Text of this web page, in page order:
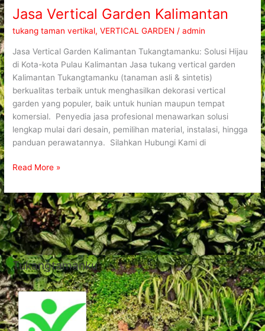
Jasa Vertical Garden Kalimantan
tukang taman vertikal,VERTICAL GARDEN /admin
Jasa Vertical Garden Kalimantan Tukangtamanku: Solusi Hijau
di Kota-kota Pulau Kalimantan Jasa tukang vertical garden
Kalimantan Tukangtamanku (tanaman asli & sintetis)
berkualitas terbaik untuk menghasilkan dekorasi vertical
garden yang populer, baik untuk hunian maupun tempat
komersial. Penyedia jasa profesional menawarkan solusi
lengkap mulai dari desain, pemilihan material, instalasi, hingga
panduan perawatannya. Silahkan Hubungi Kami di
Read More »
Tukangtamanku